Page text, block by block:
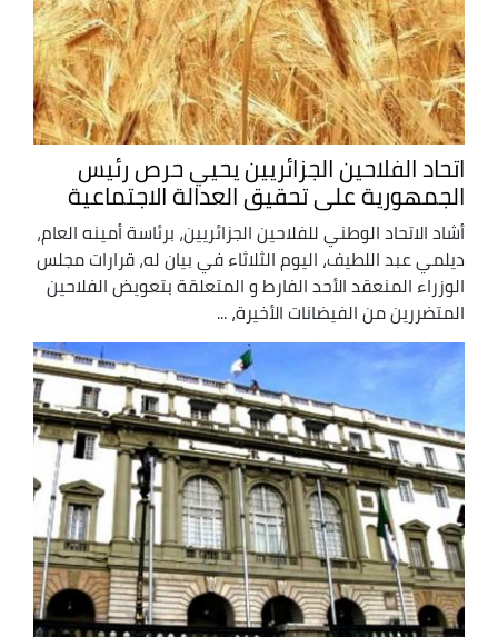
اتحاد الفلاحين الجزائريين يحيي حرص رئيس
الجمهورية على تحقيق العدالة الاجتماعية
أشاد الاتحاد الوطني للفلاحين الجزائريين، برئاسة أمينه العام،
ديلمي عبد اللطيف، اليوم الثلاثاء في بيان له، قرارات مجلس
الوزراء المنعقد الأحد الفارط و المتعلقة بتعويض الفلاحين
المتضررين من الفيضانات الأخيرة، ...